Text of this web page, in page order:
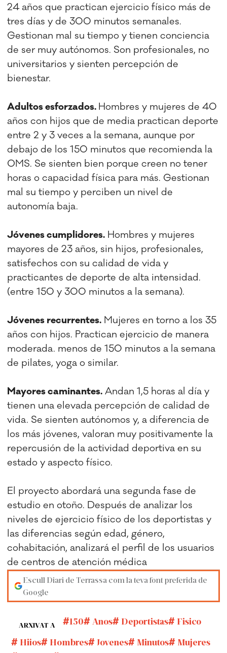
24 años que practican ejercicio físico más de
tres días y de 300 minutos semanales.
Gestionan mal su tiempo y tienen conciencia
de ser muy autónomos. Son profesionales, no
universitarios y sienten percepción de
bienestar.
Adultos esforzados. Hombres y mujeres de 40
años con hijos que de media practican deporte
entre 2 y 3 veces a la semana, aunque por
debajo de los 150 minutos que recomienda la
OMS. Se sienten bien porque creen no tener
horas o capacidad física para más. Gestionan
mal su tiempo y perciben un nivel de
autonomía baja.
Jóvenes cumplidores. Hombres y mujeres
mayores de 23 años, sin hijos, profesionales,
satisfechos con su calidad de vida y
practicantes de deporte de alta intensidad.
(entre 150 y 300 minutos a la semana).
Jóvenes recurrentes. Mujeres en torno a los 35
años con hijos. Practican ejercicio de manera
moderada. menos de 150 minutos a la semana
de pilates, yoga o similar.
Mayores caminantes. Andan 1,5 horas al día y
tienen una elevada percepción de calidad de
vida. Se sienten autónomos y, a diferencia de
los más jóvenes, valoran muy positivamente la
repercusión de la actividad deportiva en su
estado y aspecto físico.
El proyecto abordará una segunda fase de
estudio en otoño. Después de analizar los
niveles de ejercicio físico de los deportistas y
las diferencias según edad, género,
cohabitación, analizará el perfil de los usuarios
de centros de atención médica
Escull Diari de Terrassa com la teva font preferida de
Google
ARXIVAT A 150 Anos Deportistas
Fisico
Hijos
Hombres Jovenes Minutos
Mujeres